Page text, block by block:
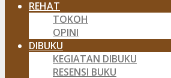
REHAT
TOKOH
OPINI
DIBUKU
KEGIATAN DIBUKU
RESENSI BUKU